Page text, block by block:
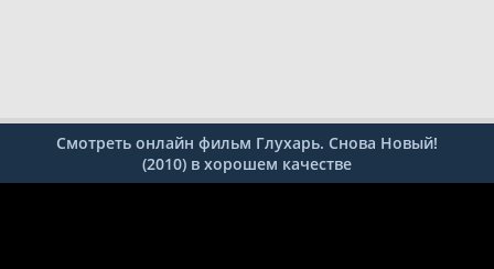
Смотреть онлайн фильм Глухарь. Снова Новый!
(2010) в хорошем качестве